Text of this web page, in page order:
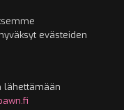
evästeiden
lähettämään